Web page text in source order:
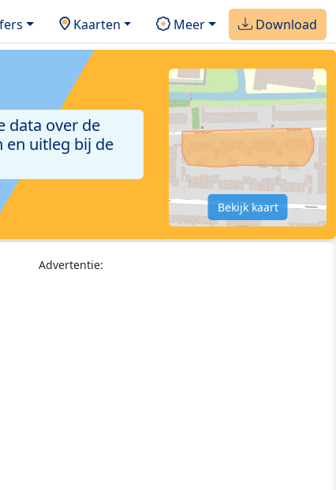
Kaarten Meer Download
data over de
en uitleg bij de
Bekijk kaart
Advertentie: